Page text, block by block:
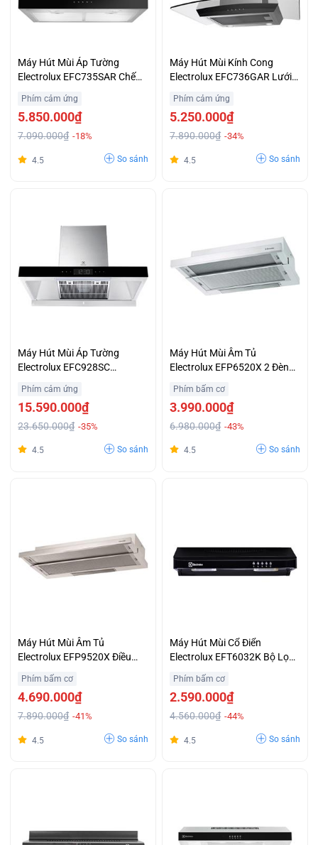
Máy Hút Mùi Áp Tường
Electrolux EFC735SAR Chế
Giá Tốt
Phím cảm ứng
5.850.000₫
7.090.000₫ -18%
4.5 So sánh
Máy Hút Mùi Kính Cong
Electrolux EFC736GAR Lưới
Rẻ
Phím cảm ứng
5.250.000₫
7.890.000₫ -34%
4.5 So sánh
Máy Hút Mùi Áp Tường
Electrolux EFC928SC
Góp 0%
Phím cảm ứng
15.590.000₫
23.650.000₫ -35%
4.5 So sánh
Máy Hút Mùi Âm Tủ
Electrolux EFP6520X 2 Đèn
Lớn
Phím bấm cơ
3.990.000₫
6.980.000₫ -43%
4.5 So sánh
Máy Hút Mùi Âm Tủ
Electrolux EFP9520X Điều
Khiển Nút Gạt Cơ Giá Tuyệt
Đối
Phím bấm cơ
4.690.000₫
7.890.000₫ -41%
4.5 So sánh
Máy Hút Mùi Cổ Điển
Electrolux EFT6032K Bộ Lọc
Bằng Than Hoạt Tính Giá Rẻ
Phím bấm cơ
2.590.000₫
4.560.000₫ -44%
4.5 So sánh